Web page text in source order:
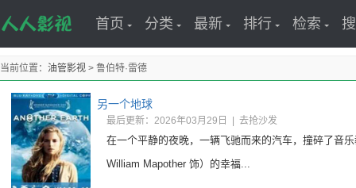
首页 分类 最新 排行 检索
当前位置： 油管影视 > 鲁伯特·雷德
另一个地球
最后更新：2026年03月29日 去抢沙发
在一个平静的夜晚，一辆飞驰而来的汽车，撞碎了音
William Mapother 饰）的幸福...